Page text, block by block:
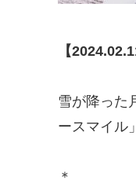
【
雪が降った
ースマイル
＊